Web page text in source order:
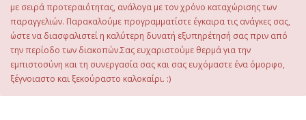
με σειρά προτεραιότητας, ανάλογα με τον χρόνο καταχώρισης των
παραγγελιών. Παρακαλούμε προγραμματίστε έγκαιρα τις ανάγκες σας,
ώστε να διασφαλιστεί η καλύτερη δυνατή εξυπηρέτησή σας πριν από
την περίοδο των διακοπών.Σας ευχαριστούμε θερμά για την
εμπιστοσύνη και τη συνεργασία σας και σας ευχόμαστε ένα όμορφο,
ξέγνοιαστο και ξεκούραστο καλοκαίρι. :)